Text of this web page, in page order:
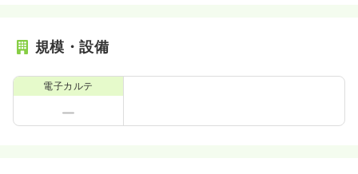
規模・設備
電子カルテ